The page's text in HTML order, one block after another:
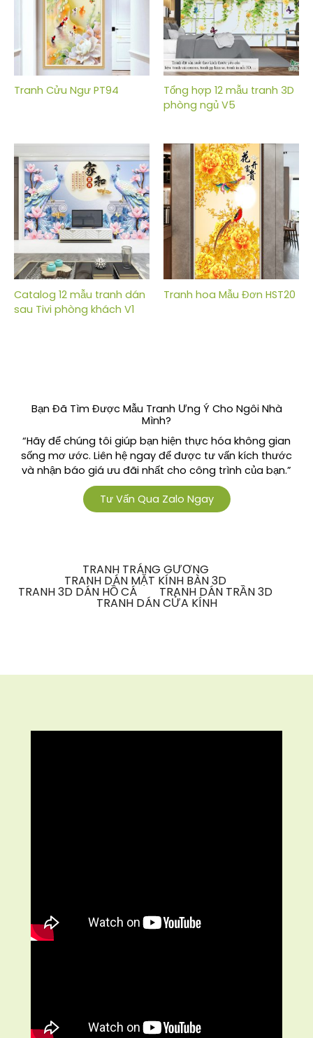
Tranh Cửu Ngư PT94
Tổng hợp 12 mẫu tranh 3D
phòng ngủ V5
Catalog 12 mẫu tranh dán
sau Tivi phòng khách V1
Tranh hoa Mẫu Đơn HST20
Bạn Đã Tìm Được Mẫu Tranh Ưng Ý Cho Ngôi Nhà
Mình?
“Hãy để chúng tôi giúp bạn hiện thực hóa không gian
sống mơ ước. Liên hệ ngay để được tư vấn kích thước
và nhận báo giá ưu đãi nhất cho công trình của bạn.”
Tư Vấn Qua Zalo Ngay
TRANH TRÁNG GƯƠNG
TRANH DÁN MẶT KÍNH BÀN 3D
TRANH 3D DÁN HỒ CÁ TRANH DÁN TRẦN 3D
TRANH DÁN CỬA KÍNH